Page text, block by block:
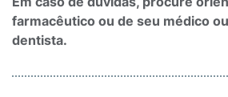
farmacêutico ou de seu médico
dentista.